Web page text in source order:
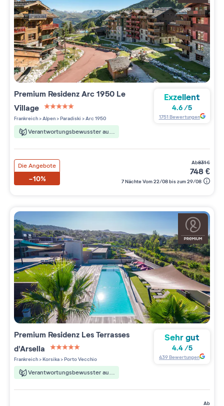
Premium ResidenzArc 1950 Le
Village
5 étoiles sur 5
Frankreich>Alpen>Paradiski >Arc 1950
Verantwortungsbewusster aufenthalt
Exzellent
4.6/5
1751 Bewertungen
Die Angebote
-10%
ab831€
748€
7 Nächte Vom 22/08 bis zum 29/08
Premium Residenz Les Terrasses
d'Arsella
5 étoiles sur 5
Frankreich>Korsika>Porto Vecchio
Verantwortungsbewusster aufenthalt
Sehr gut
4.4/5
439Bewertungen
ab